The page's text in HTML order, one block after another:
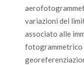
variazioni del
associato alle
fotogrammetrico